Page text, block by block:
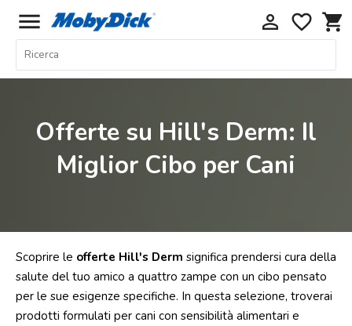
menu perm_identity favorite_border shopping_cart
Home
Piccoli
Uccelli
Chi
siamo
Offerte su Hill's Derm: Il
Miglior Cibo per Cani
Scoprire le offerte Hill's Derm significa prendersi cura della
salute del tuo amico a quattro zampe con un cibo pensato
per le sue esigenze specifiche. In questa selezione, troverai
prodotti formulati per cani con sensibilità alimentari e